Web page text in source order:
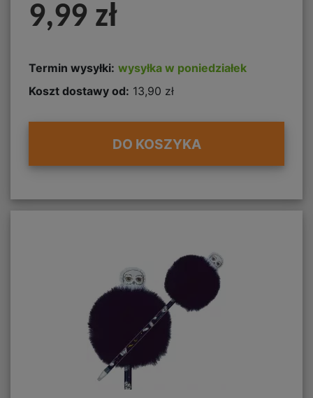
9,99 zł
Termin wysyłki: wysyłka w poniedziałek
Koszt dostawy od: 13,90 zł
DO KOSZYKA